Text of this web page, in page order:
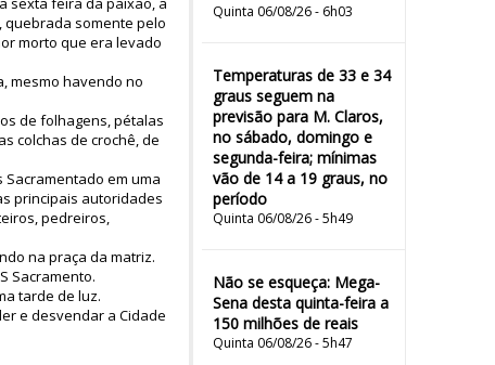
Quinta 06/08/26 - 6h03
Temperaturas de 33 e 34
graus seguem na
previsão para M. Claros,
no sábado, domingo e
segunda-feira; mínimas
vão de 14 a 19 graus, no
período
Quinta 06/08/26 - 5h49
Não se esqueça: Mega-
Sena desta quinta-feira a
150 milhões de reais
Quinta 06/08/26 - 5h47
quebrada somente pelo
morto que era levado
mesmo havendo no
de folhagens, pétalas
colchas de crochê, de
em uma
principais autoridades
pedreiros,
na praça da matriz.
Sacramento.
tarde de luz.
e desvendar a Cidade